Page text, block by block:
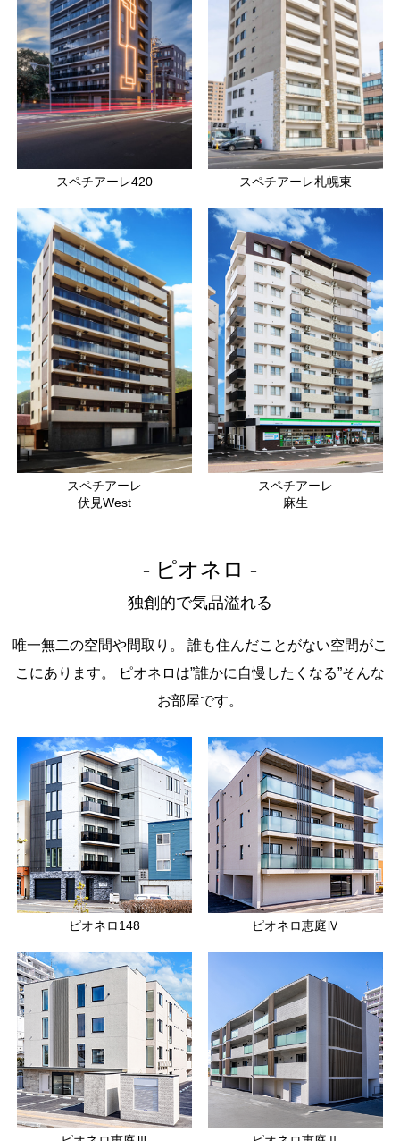
スペチアーレ420 スペチアーレ札幌東
スペチアーレ
伏見West
スペチアーレ
麻生
- ピオネロ -
独創的で気品溢れる
唯一無二の空間や間取り。
誰も住んだことがない空間がこ
こにあります。
ピオネロは”誰かに自慢したくなる”そんな
お部屋です。
ピオネロ148 ピオネロ恵庭Ⅳ